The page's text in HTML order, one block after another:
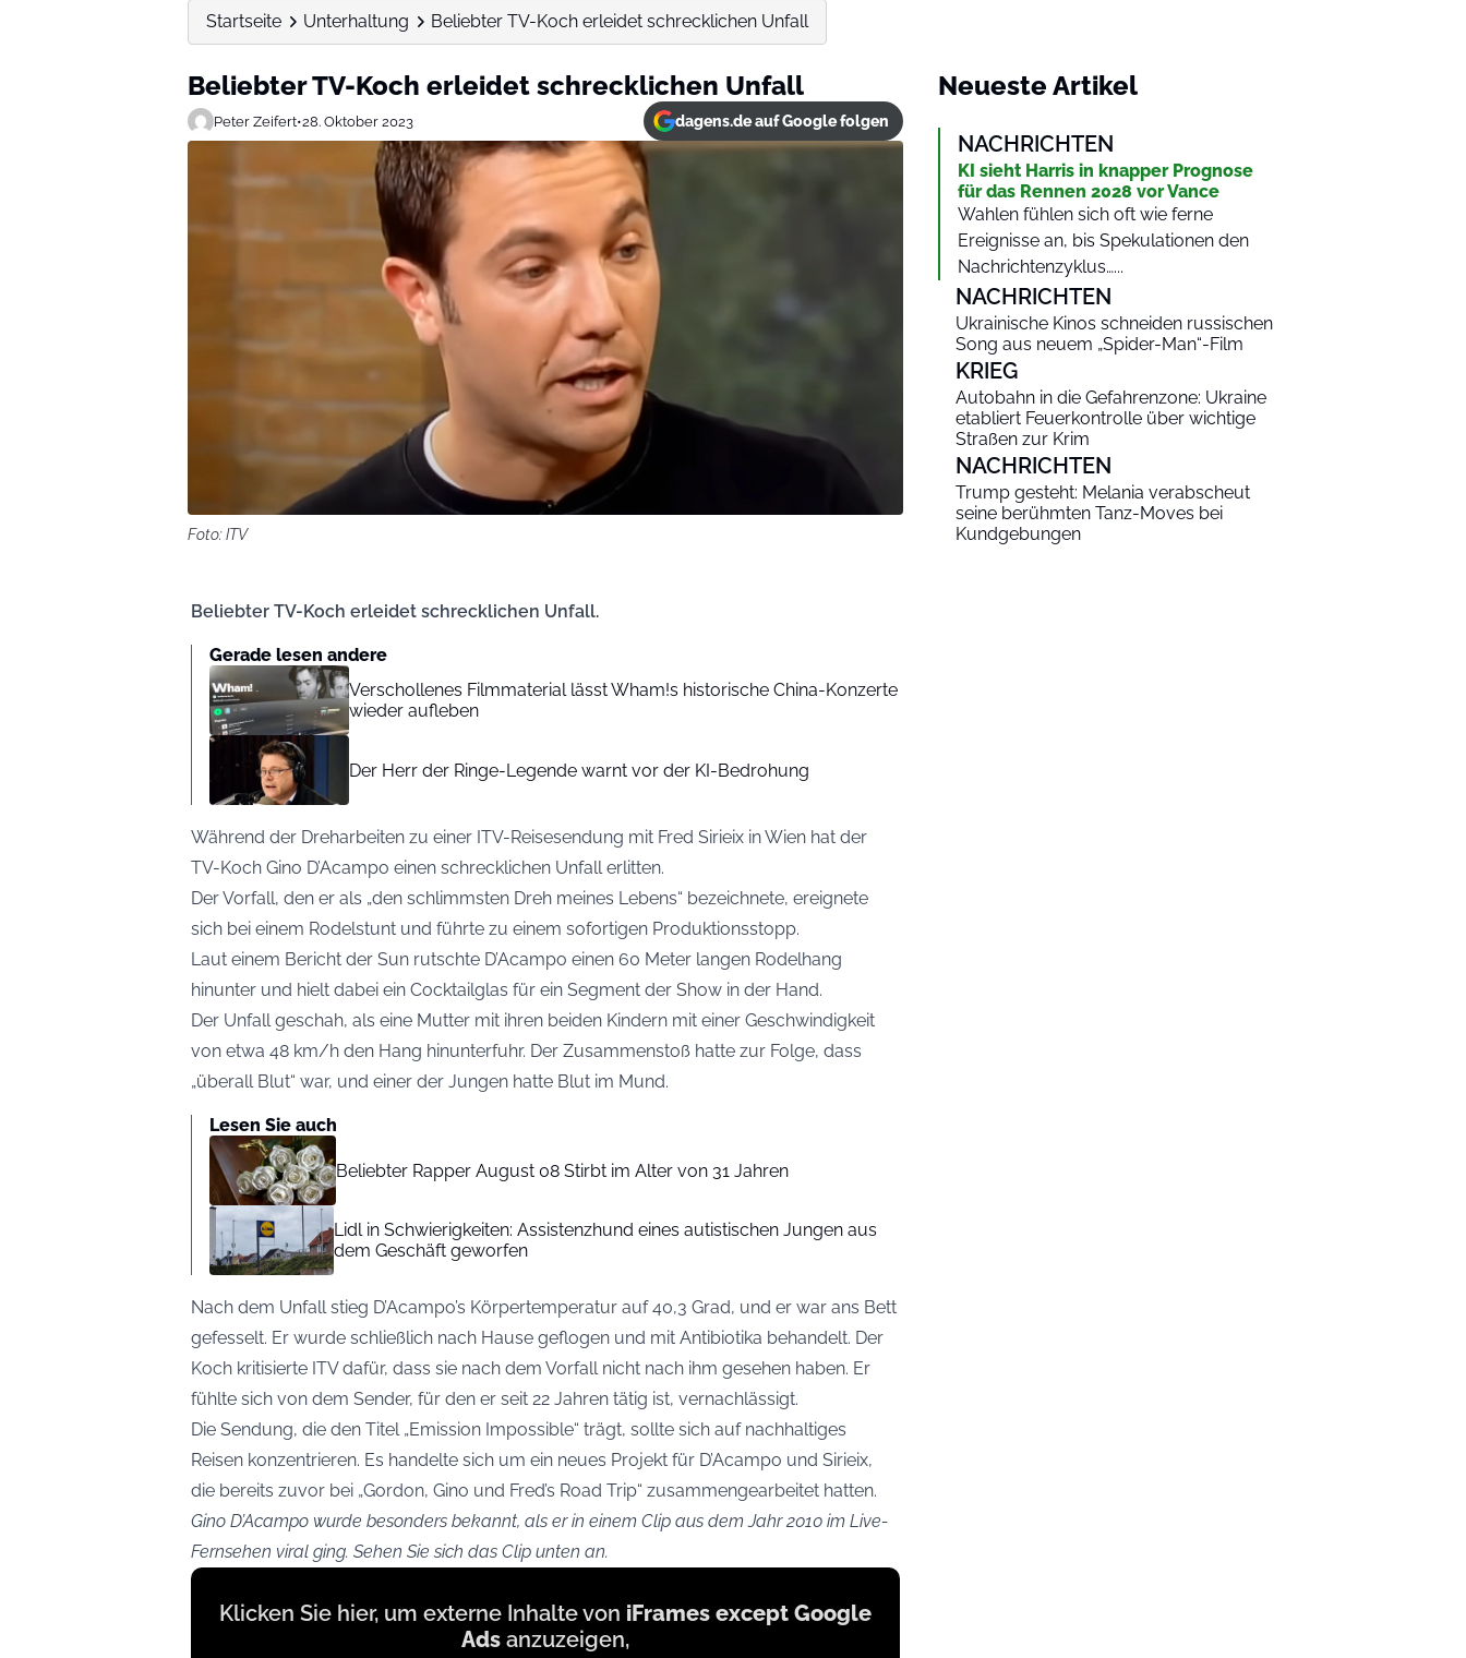
Startseite Unterhaltung Beliebter TV-Koch erleidet schrecklichen Unfall
Beliebter TV-Koch erleidet schrecklichen Unfall
Peter Zeifert•28. Oktober 2023 dagens.de auf Google folgen
Foto: ITV
Beliebter TV-Koch erleidet schrecklichen Unfall.
Gerade lesen andere
Verschollenes Filmmaterial lässt Wham!s historische China-Konzerte
wieder aufleben
Der Herr der Ringe-Legende warnt vor der KI-Bedrohung
Während der Dreharbeiten zu einer ITV-Reisesendung mit Fred Sirieix in Wien hat der
TV-Koch Gino D’Acampo einen schrecklichen Unfall erlitten.
Der Vorfall, den er als „den schlimmsten Dreh meines Lebens“ bezeichnete, ereignete
sich bei einem Rodelstunt und führte zu einem sofortigen Produktionsstopp.
Laut einem Bericht der Sun rutschte D’Acampo einen 60 Meter langen Rodelhang
hinunter und hielt dabei ein Cocktailglas für ein Segment der Show in der Hand.
Der Unfall geschah, als eine Mutter mit ihren beiden Kindern mit einer Geschwindigkeit
von etwa 48 km/h den Hang hinunterfuhr. Der Zusammenstoß hatte zur Folge, dass
„überall Blut“ war, und einer der Jungen hatte Blut im Mund.
Lesen Sie auch
Beliebter Rapper August 08 Stirbt im Alter von 31 Jahren
Lidl in Schwierigkeiten: Assistenzhund eines autistischen Jungen aus
dem Geschäft geworfen
Nach dem Unfall stieg D’Acampo’s Körpertemperatur auf 40,3 Grad, und er war ans Bett
gefesselt. Er wurde schließlich nach Hause geflogen und mit Antibiotika behandelt. Der
Koch kritisierte ITV dafür, dass sie nach dem Vorfall nicht nach ihm gesehen haben. Er
fühlte sich von dem Sender, für den er seit 22 Jahren tätig ist, vernachlässigt.
Die Sendung, die den Titel „Emission Impossible“ trägt, sollte sich auf nachhaltiges
Reisen konzentrieren. Es handelte sich um ein neues Projekt für D’Acampo und Sirieix,
die bereits zuvor bei „Gordon, Gino und Fred’s Road Trip“ zusammengearbeitet hatten.
Gino D’Acampo wurde besonders bekannt, als er in einem Clip aus dem Jahr 2010 im Live-
Fernsehen viral ging. Sehen Sie sich das Clip unten an.
Display
content
Klicken Sie hier, um externe Inhalte von iFrames except Google
Ads anzuzeigen,
Neueste Artikel
NACHRICHTEN
KI sieht Harris in knapper Prognose
für das Rennen 2028 vor Vance
Wahlen fühlen sich oft wie ferne
Ereignisse an, bis Spekulationen den
Nachrichtenzyklus…...
NACHRICHTEN
Ukrainische Kinos schneiden russischen
Song aus neuem „Spider-Man“-Film
KRIEG
Autobahn in die Gefahrenzone: Ukraine
etabliert Feuerkontrolle über wichtige
Straßen zur Krim
NACHRICHTEN
Trump gesteht: Melania verabscheut
seine berühmten Tanz-Moves bei
Kundgebungen